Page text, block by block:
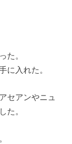
た。
に入れた。
セアンやニュ
た。